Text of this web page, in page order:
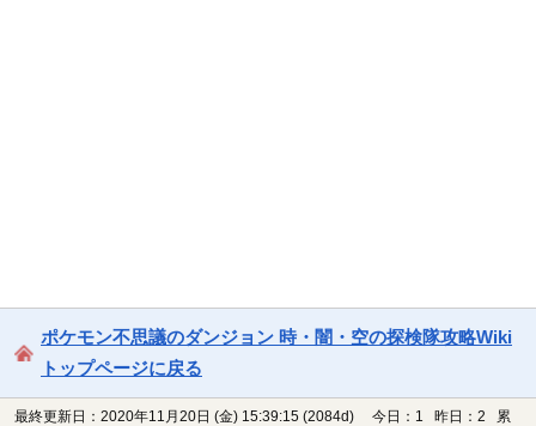
ポケモン不思議のダンジョン 時・闇・空の探検隊攻略Wiki
トップページに戻る
最終更新日：2020年11月20日 (金) 15:39:15 (2084d)
今日：1 昨日：2 累